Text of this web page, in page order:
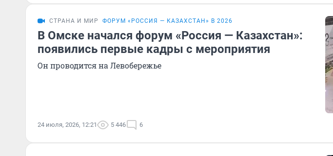
СТРАНА И МИР ФОРУМ «РОССИЯ — КАЗАХСТАН» В 2026
В Омске начался форум «Россия — Казахстан»:
появились первые кадры с мероприятия
Он проводится на Левобережье
24 июля, 2026, 12:21 5 446 6